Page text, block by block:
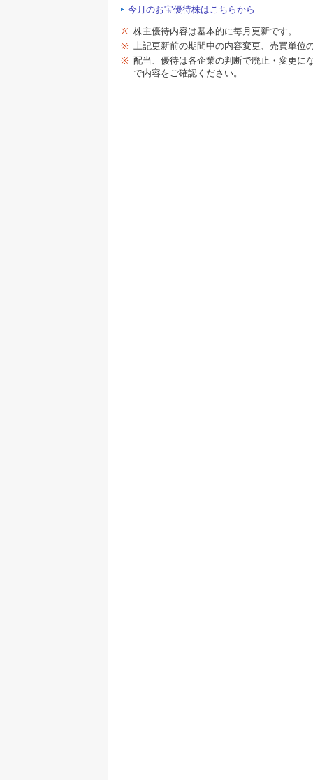
今月のお宝優待株はこちらから
※ 株主優待内容は基本的に毎月更新です。
※ 上記更新前の期間中の内容変更、売買単位
※ 配当、優待は各企業の判断で廃止・変更に
で内容をご確認ください。